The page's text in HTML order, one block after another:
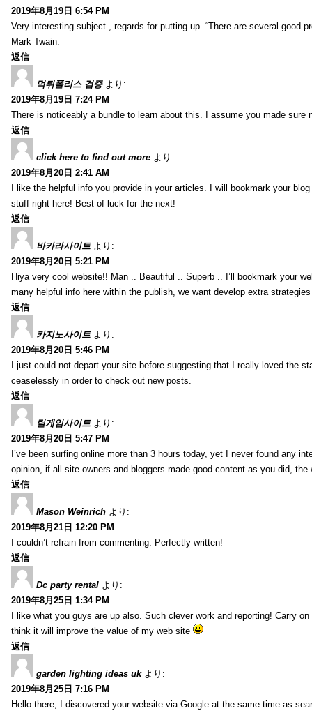
2019年8月19日 6:54 PM
Very interesting subject , regards for putting up. “There are several good
Mark Twain.
返信
먹튀폴리스 검증 より:
2019年8月19日 7:24 PM
There is noticeably a bundle to learn about this. I assume you made sure
返信
click here to find out more より:
2019年8月20日 2:41 AM
I like the helpful info you provide in your articles. I will bookmark your
stuff right here! Best of luck for the next!
返信
바카라사이트 より:
2019年8月20日 5:21 PM
Hiya very cool website!! Man .. Beautiful .. Superb .. I’ll bookmark your
many helpful info here within the publish, we want develop extra
返信
카지노사이트 より:
2019年8月20日 5:46 PM
I just could not depart your site before suggesting that I really loved the
ceaselessly in order to check out new posts.
返信
릴게임사이트 より:
2019年8月20日 5:47 PM
I’ve been surfing online more than 3 hours today, yet I never found any
opinion, if all site owners and bloggers made good content as you did,
返信
Mason Weinrich より:
2019年8月21日 12:20 PM
I couldn’t refrain from commenting. Perfectly written!
返信
Dc party rental より:
2019年8月25日 1:34 PM
I like what you guys are up also. Such clever work and reporting! Carry
think it will improve the value of my web site
返信
garden lighting ideas uk より:
2019年8月25日 7:16 PM
Hello there, I discovered your website via Google at the same time as